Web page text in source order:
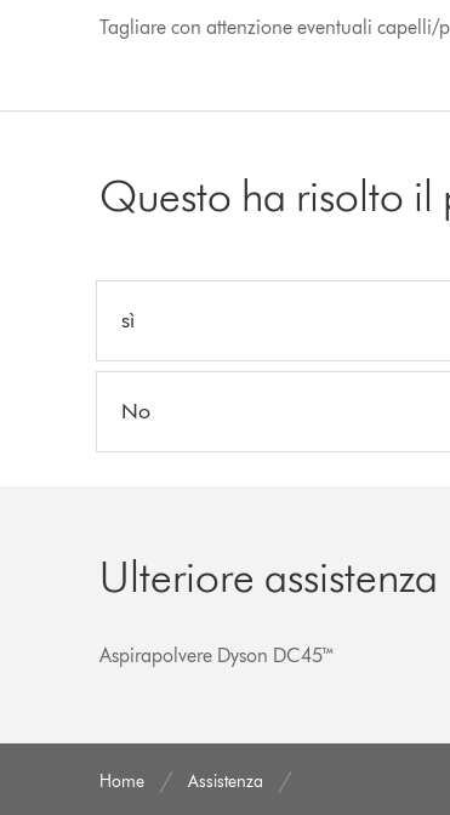
Tagliare con attenzione eventuali capelli/
Questo ha risolto il
sì
No
Ulteriore assistenza
Aspirapolvere Dyson DC45™
Home Assistenza